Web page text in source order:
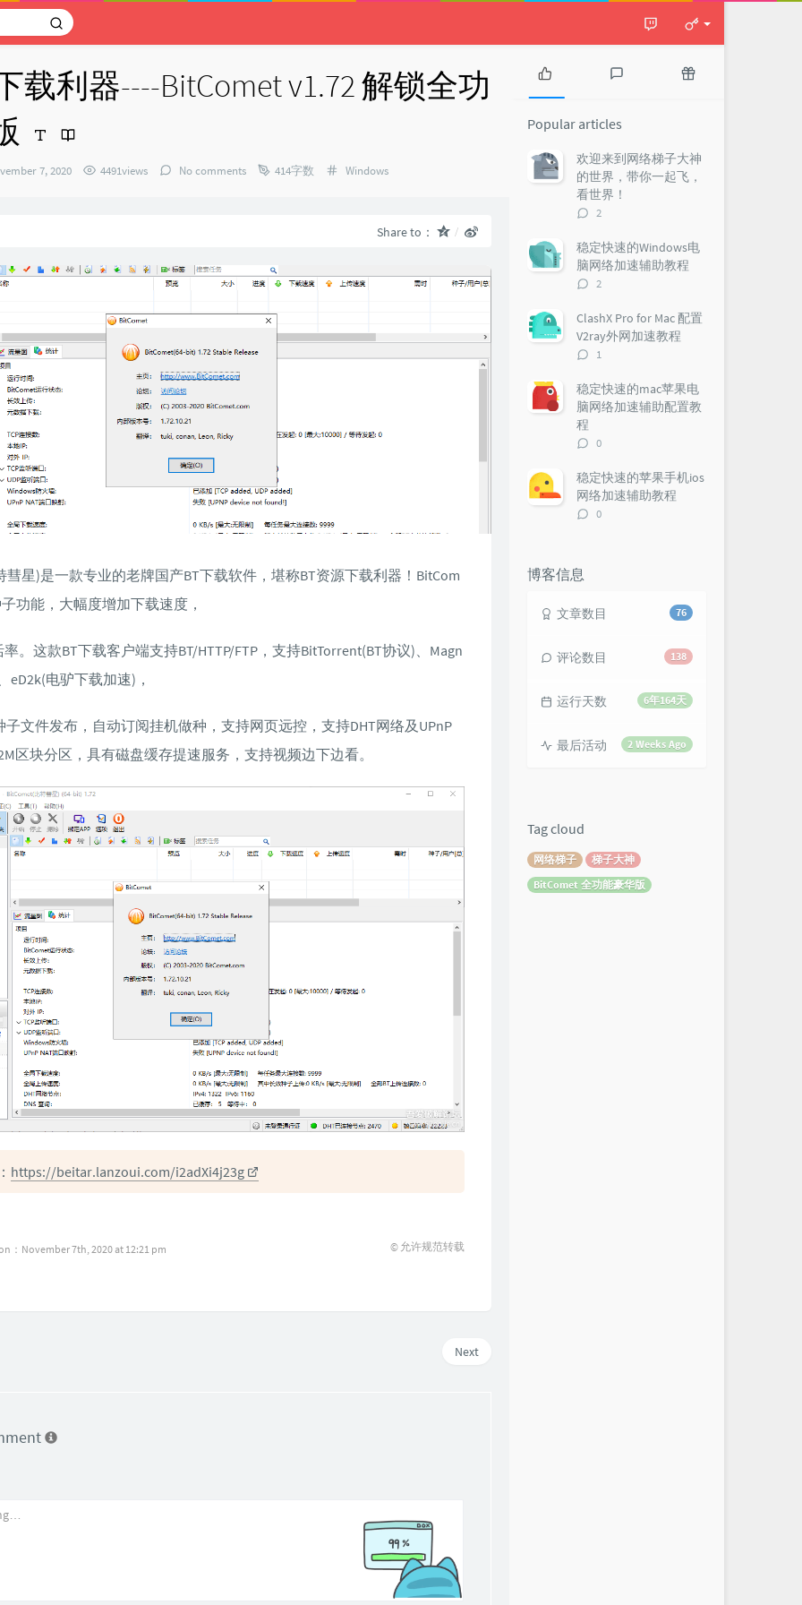
载利器----BitComet v1.72 解锁全功
7, 2020 4491views No comments 414字数 Categories：
Windows
Share to：
彗星)是一款专业的老牌国产BT下载软件，堪称BT资源下载利器！BitCom
功能，大幅度增加下载速度，
。这款BT下载客户端支持BT/HTTP/FTP，支持BitTorrent(BT协议)、Magn
eD2k(电驴下载加速)，
子文件发布，自动订阅挂机做种，支持网页远控，支持DHT网络及UPnP
区块分区，具有磁盘缓存提速服务，支持视频边下边看。
https://beitar.lanzoui.com/i2adXi4j23g
：November 7th, 2020 at 12:21 pm © 允许规范转载
Next
P
p
u
l
a
r
t
i
l
e
t
e
s
t
m
m
t
s
d
o
m
t
i
c
e
Popular articles
欢迎来到网络梯子大神
的世界，带你一起飞，
看世界！
评
数：
2
稳定快速的Windows电
脑网络加速辅助教程
评
数：
2
ClashX Pro for Mac 配置
V2ray外网加速教程
评
数：
1
稳定快速的mac苹果电
脑网络加速辅助配置教
程
评
数：
0
稳定快速的苹果手机ios
网络加速辅助教程
评
0
博客信息
76
文章数目
138
评论数目
6年164天
运行天数
2 Weeks Ago
最后活动
Tag cloud
网络梯子
梯子大神
BitComet 全功能豪华版